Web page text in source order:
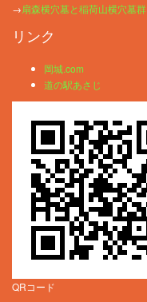
→扇森横穴墓と稲荷山横穴墓群
リンク
岡城.com
道の駅あさじ
QRコード